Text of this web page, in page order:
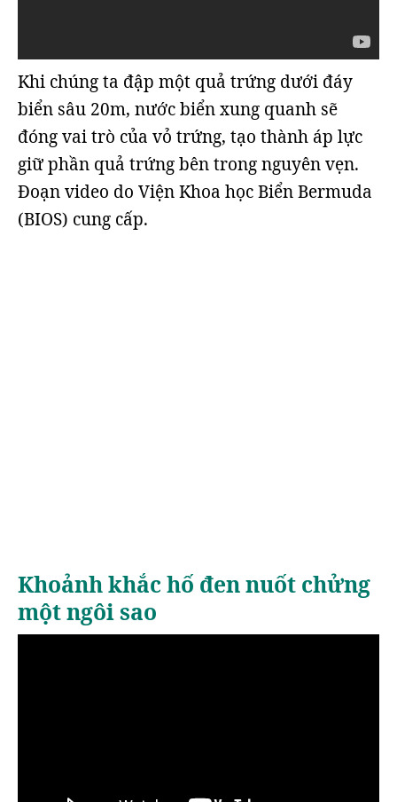
Khi chúng ta đập một quả trứng dưới đáy
biển sâu 20m, nước biển xung quanh sẽ
đóng vai trò của vỏ trứng, tạo thành áp lực
giữ phần quả trứng bên trong nguyên vẹn.
Đoạn video do Viện Khoa học Biển Bermuda
(BIOS) cung cấp.
Khoảnh khắc hố đen nuốt chửng
một ngôi sao